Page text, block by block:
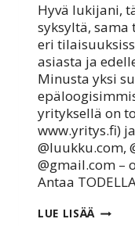
Hyvä lukijani,
syksyltä, sama
eri
asiasta ja
Minusta yksi
yrityksellä on
www.yritys.fi)
@luukku.com,
@gmail.com –
Antaa
LUE LISÄÄ WWW-